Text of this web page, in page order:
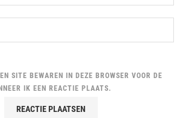
SITE BEWAREN IN DEZE BROWSER VOOR DE
IK EEN REACTIE PLAATS.